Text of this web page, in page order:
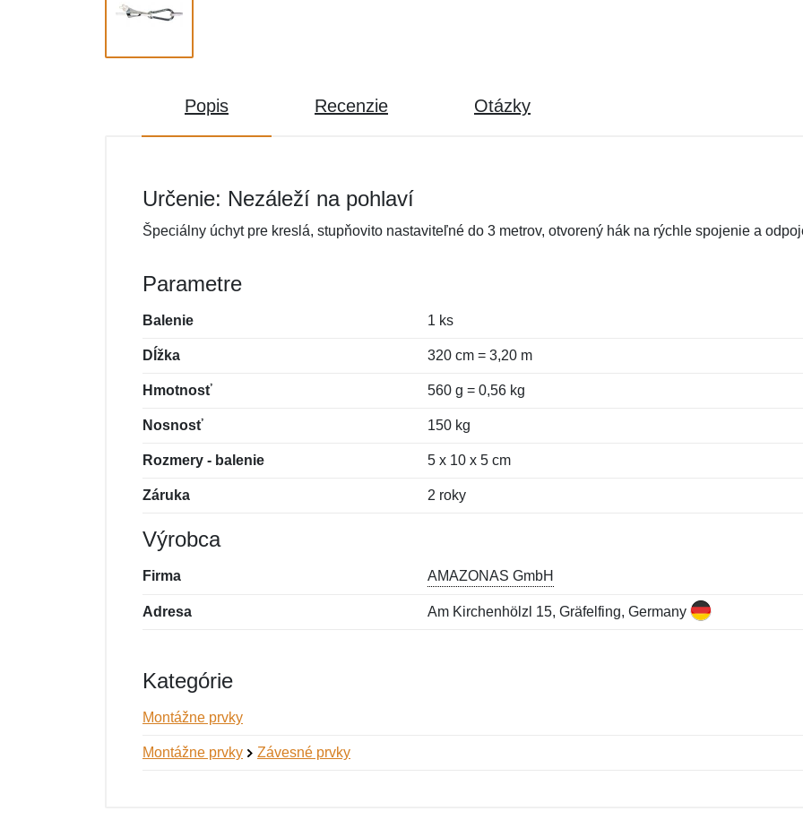
Popis Recenzie Otázky
Určenie: Nezáleží na pohlaví
Špeciálny úchyt pre kreslá, stupňovito nastaviteľné do 3 metrov, otvorený hák na rýchle spojenie a
Parametre
Balenie 1 ks
Dĺžka 320 cm = 3,20 m
Hmotnosť 560 g = 0,56 kg
Nosnosť 150 kg
Rozmery - balenie 5 x 10 x 5 cm
Záruka 2 roky
Výrobca
Firma AMAZONAS GmbH
Adresa Am Kirchenhölzl 15, Gräfelfing, Germany
Kategórie
Montážne prvky
Montážne prvky Závesné prvky